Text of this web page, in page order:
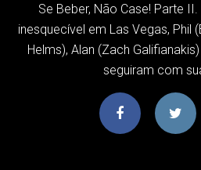
Se Beber, Não Case! Parte
inesquecível em Las Vegas, Phil
Helms), Alan (Zach
seguiram com